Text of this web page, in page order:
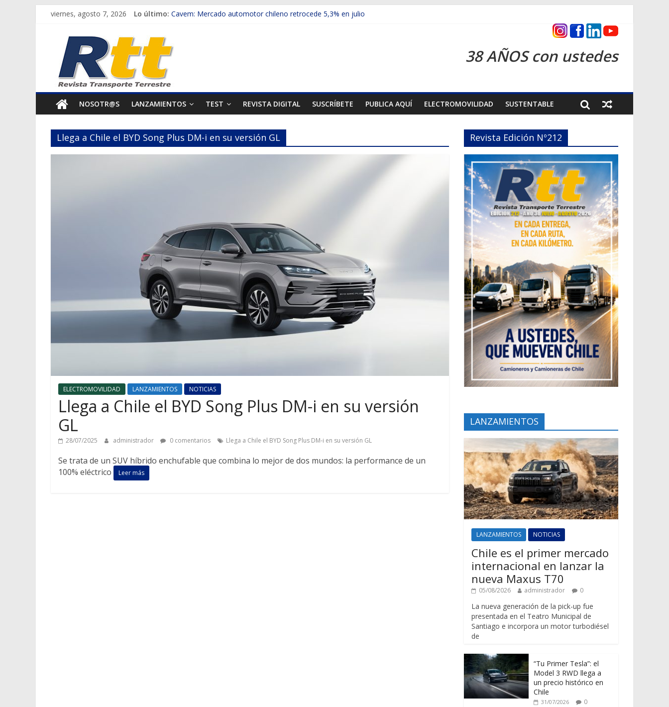
Saltarviernes, agosto 7, 2026 Lo último: Cavem: Mercado automotor chileno retrocede 5,3% en julio
SINOTRUK Pick-ups presentó la recién estrenada Bolden en la Expo Compras Públicas 2026
Chile es el primer mercado internacional en lanzar la nueva Maxus T70
Rtt
Revista
Transporte
Terrestre
Autos,
camiones,
38 AÑOS con ustedes
NOSOTR@S LANZAMIENTOS TEST REVISTA DIGITAL SUSCRÍBETE PUBLICA AQUÍ ELECTROMOVILIDAD SUSTENTABLE
Llega a Chile el BYD Song Plus DM-i en su versión GL
ELECTROMOVILIDAD LANZAMIENTOS NOTICIAS
Llega a Chile el BYD Song Plus DM-i en su versión
GL
28/07/2025 administrador 0 comentarios Llega a Chile el BYD Song Plus DM-i en su versión GL
Se trata de un SUV híbrido enchufable que combina lo mejor de dos mundos: la performance de un
100% eléctrico
Leer más
Revista Edición Nº212
LANZAMIENTOS
LANZAMIENTOS NOTICIAS
Chile es el primer mercado
internacional en lanzar la
nueva Maxus T70
05/08/2026 administrador 0
La nueva generación de la pick-up fue
presentada en el Teatro Municipal de
Santiago e incorpora un motor turbodiésel
de
“Tu Primer Tesla”: el
Model 3 RWD llega a
un precio histórico en
Chile
31/07/2026 0